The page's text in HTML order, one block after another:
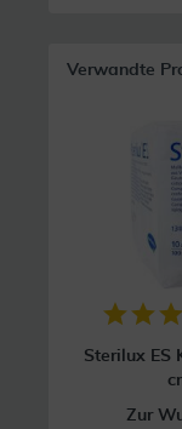
Verwandte
Sterilux ES
Zur